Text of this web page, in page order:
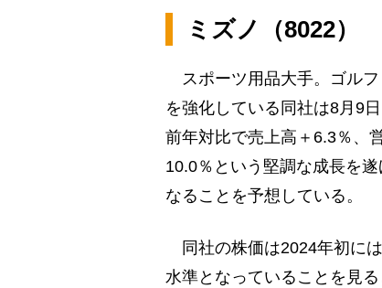
ミズノ（8022）
スポーツ用品大手。ゴルフ
を強化している同社は8月9
前年対比で売上高＋6.3％、
10.0％という堅調な成長を
なることを予想している。
同社の株価は2024年初に
水準となっていることを見